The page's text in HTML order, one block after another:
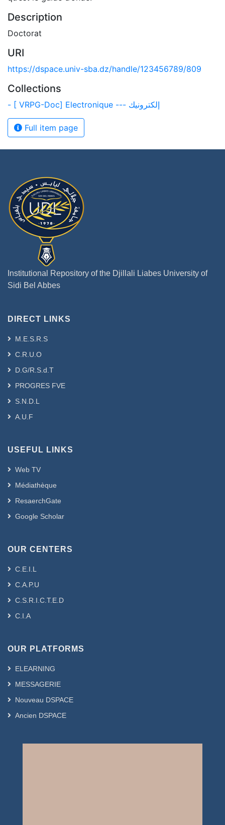
Description
Doctorat
URI
https://dspace.univ-sba.dz/handle/123456789/809
Collections
- [ VRPG-Doc] Electronique --- إلكترونيك
Full item page
Institutional Repository of the Djillali Liabes University of
Sidi Bel Abbes
DIRECT LINKS
M.E.S.R.S
C.R.U.O
D.G/R.S.d.T
PROGRES FVE
S.N.D.L
A.U.F
USEFUL LINKS
Web TV
Médiathèque
ResaerchGate
Google Scholar
OUR CENTERS
C.E.I.L
C.A.P.U
C.S.R.I.C.T.E.D
C.I.A
OUR PLATFORMS
ELEARNING
MESSAGERIE
Nouveau DSPACE
Ancien DSPACE